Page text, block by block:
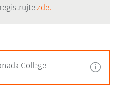
zde.
College